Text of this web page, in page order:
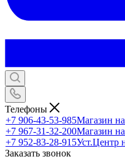
Телефоны
+7 906-43-53-985Магазин
+7 967-31-32-200Магазин
+7 952-83-28-915Уст.Центр
Заказать звонок